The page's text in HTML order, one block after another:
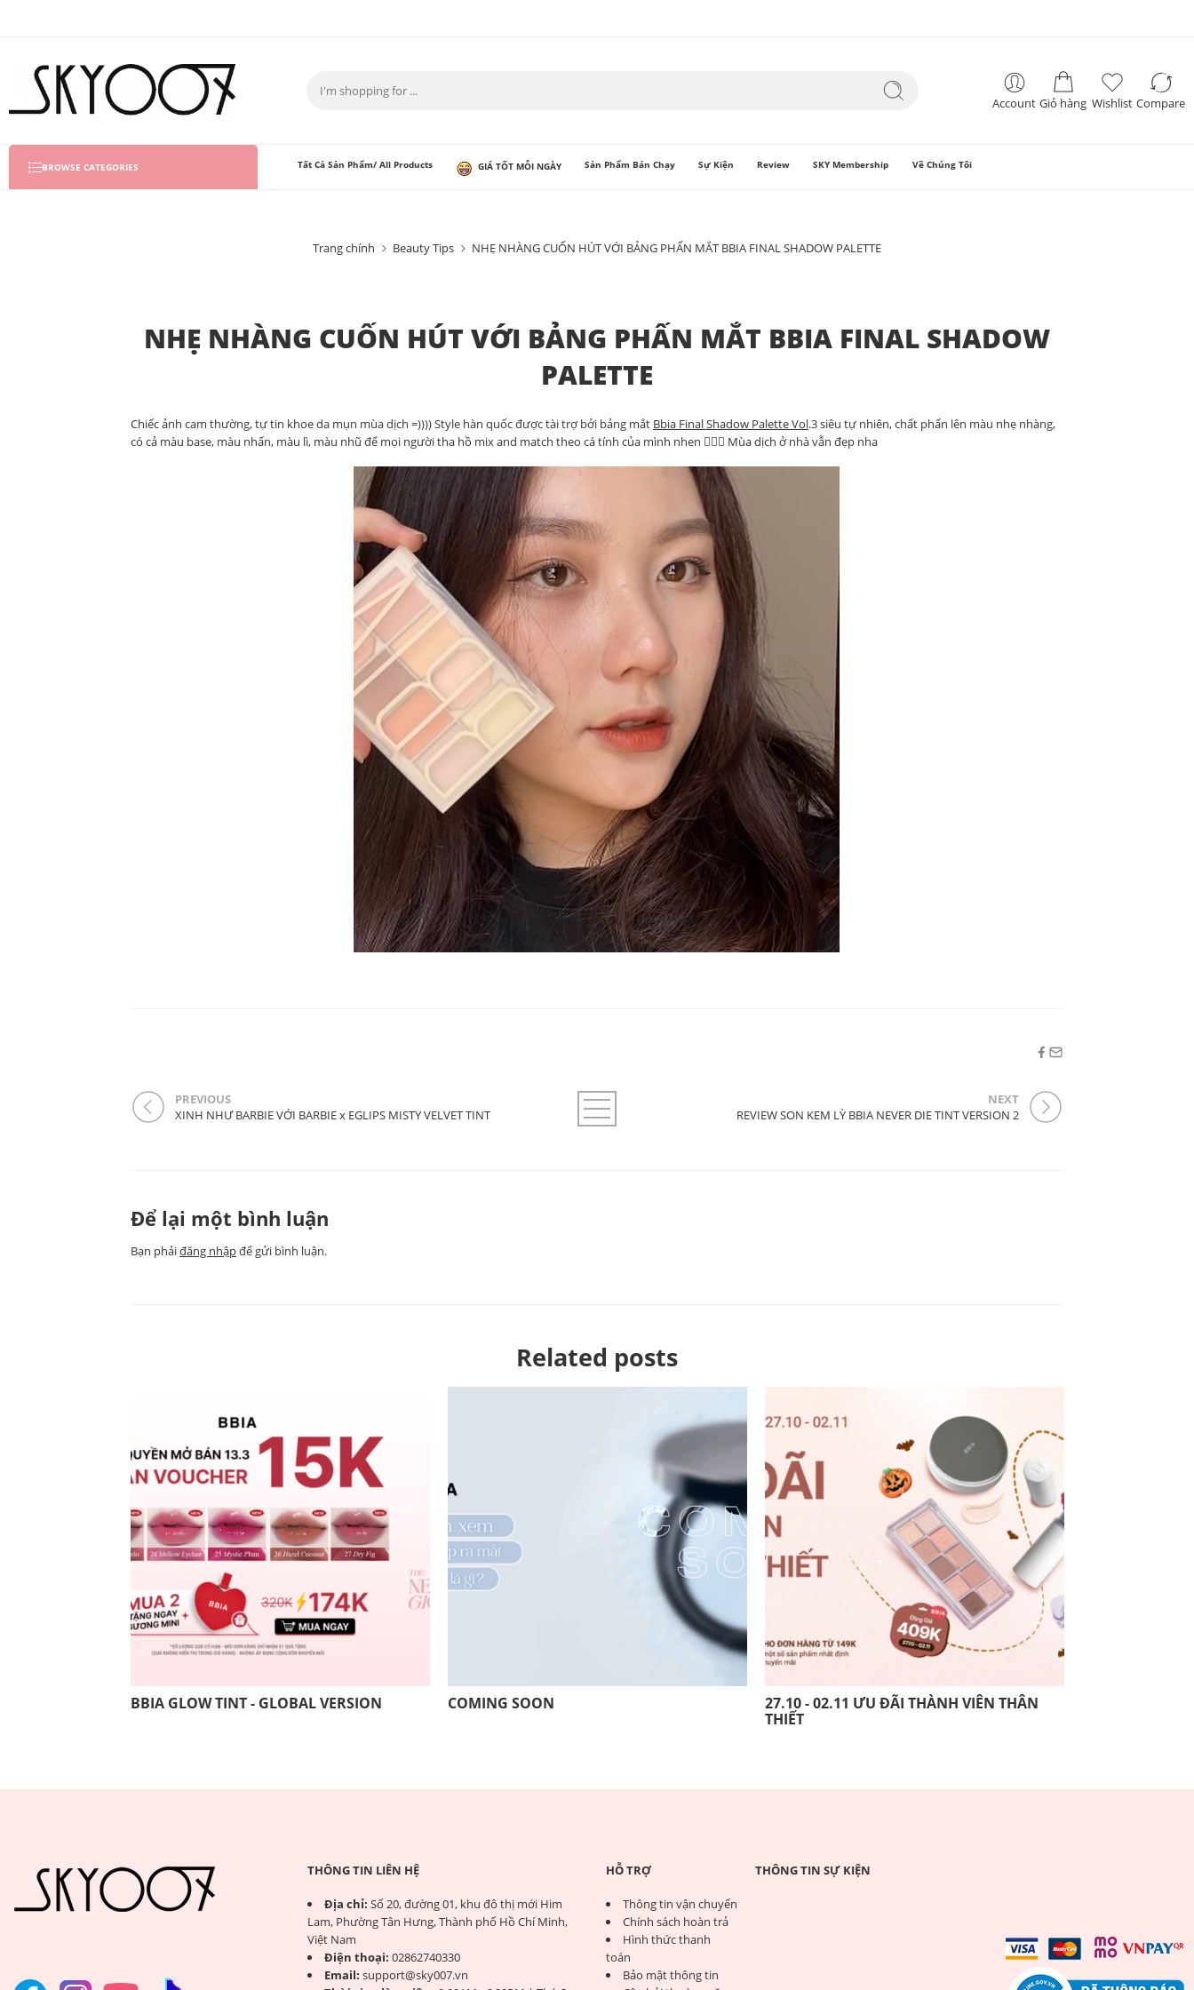
Account Giỏ hàng Wishlist Compare
BROWSE CATEGORIES Tất Cả Sản Phẩm/ All Products GIÁ TỐT MỖI NGÀY Sản Phẩm Bán Chạy Sự Kiện Review SKY Membership Về Chúng Tôi
Trang chính Beauty Tips NHẸ NHÀNG CUỐN HÚT VỚI BẢNG PHẤN MẮT BBIA FINAL SHADOW PALETTE
NHẸ NHÀNG CUỐN HÚT VỚI BẢNG PHẤN MẮT BBIA FINAL SHADOW
PALETTE
Chiếc ảnh cam thường, tự tin khoe da mụn mùa dịch =)))) Style hàn quốc được tài trợ bởi bảng mắt Bbia Final Shadow Palette Vol.3 siêu tự nhiên, chất phấn lên màu nhẹ nhàng,
có cả màu base, màu nhấn, màu lì, màu nhũ để mọi người tha hồ mix and match theo cá tính của mình nhen 🙆🏻‍♀️ Mùa dịch ở nhà vẫn đẹp nha
PREVIOUS
XINH NHƯ BARBIE VỚI BARBIE x EGLIPS MISTY VELVET TINT
NEXT
REVIEW SON KEM LỲ BBIA NEVER DIE TINT VERSION 2
Để lại một bình luận
Bạn phảiđăng nhậpđể gửi bình luận.
Related posts
BBIA GLOW TINT - GLOBAL VERSION COMING SOON
27.10 - 02.11 ƯU ĐÃI THÀNH VIÊN THÂN
THIẾT
THÔNG TIN LIÊN HỆ
Địa chỉ: Số 20, đường 01, khu đô thị mới Him
Lam, Phường Tân Hưng, Thành phố Hồ Chí Minh,
Việt Nam
Điện thoại: 02862740330
Email: support@sky007.vn
HỖ TRỢ
Thông tin vận chuyển
Chính sách hoàn trả
Hình thức thanh
toán
Bảo mật thông tin
THÔNG TIN SỰ KIỆN